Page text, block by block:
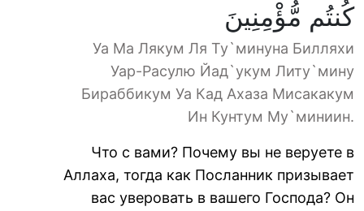
كُنتُم مُّؤْمِنِينَ
Уа Ма Лякум Ля Ту`минуна Билляхи
Уар-Расулю Йад`укум Литу`мину
Бираббикум Уа Кад Ахаза Мисакакум
Ин Кунтум Му`миниин.
Что с вами? Почему вы не веруете в
Аллаха, тогда как Посланник призывает
вас уверовать в вашего Господа? Он